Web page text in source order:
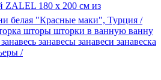
180 х 200 см из
белая "Красные маки", Турция /
шторы шторки в ванную ванну
занавесы занавеси занавеска
/